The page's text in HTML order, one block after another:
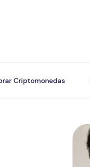
Criptomonedas